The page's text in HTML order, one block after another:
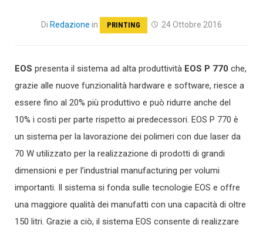
Di Redazione in PRINTING 24 Ottobre 2016
EOS presenta il sistema ad alta produttività EOS P 770 che,
grazie alle nuove funzionalità hardware e software, riesce a
essere fino al 20% più produttivo e può ridurre anche del
10% i costi per parte rispetto ai predecessori. EOS P 770 è
un sistema per la lavorazione dei polimeri con due laser da
70 W utilizzato per la realizzazione di prodotti di grandi
dimensioni e per l’industrial manufacturing per volumi
importanti. Il sistema si fonda sulle tecnologie EOS e offre
una maggiore qualità dei manufatti con una capacità di oltre
150 litri. Grazie a ciò, il sistema EOS consente di realizzare